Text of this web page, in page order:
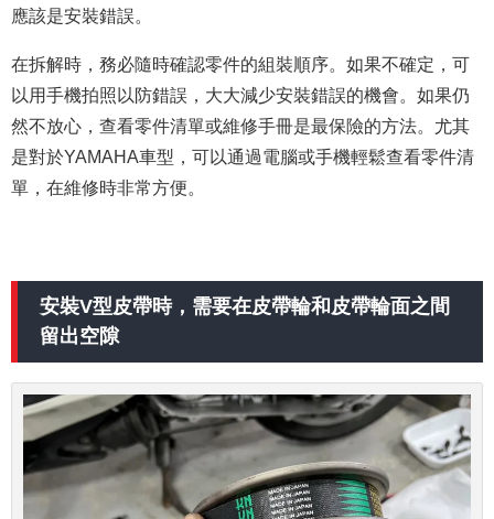
應該是安裝錯誤。
在拆解時，務必隨時確認零件的組裝順序。如果不確定，可
以用手機拍照以防錯誤，大大減少安裝錯誤的機會。如果仍
然不放心，查看零件清單或維修手冊是最保險的方法。尤其
是對於YAMAHA車型，可以通過電腦或手機輕鬆查看零件清
單，在維修時非常方便。
安裝V型皮帶時，需要在皮帶輪和皮帶輪面之間
留出空隙